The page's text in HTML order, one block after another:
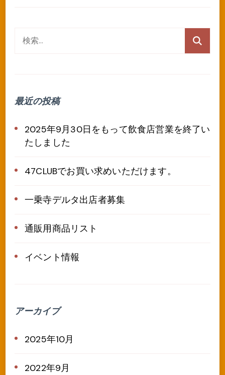
検
最近の投稿
2025年9月30日をもって飲食店営業を終了い
たしました
47CLUBでお買い求めいただけます。
一乗寺デルタ出店者募集
通販用商品リスト
イベント情報
アーカイブ
2025年10月
2022年9月